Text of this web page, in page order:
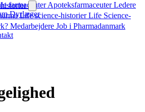
farmaceuterApoteksfarmaceuterLedere
Dyrlæger
historier
Life science-historierLife Science-
Medarbejdere Job i Pharmadanmark